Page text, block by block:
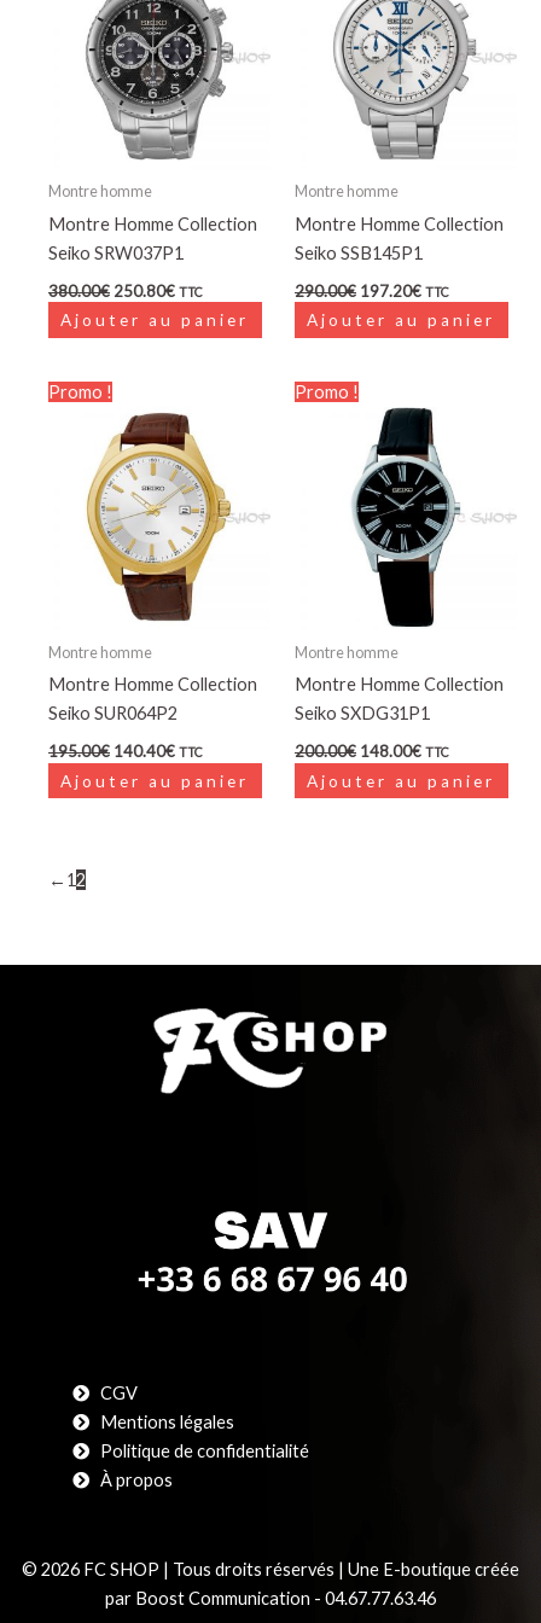
Montre homme
Montre Homme Collection
Seiko SRW037P1
380.00€
380.00€.
250.80€
250.80€.
TTC
Ajouter au panier
Montre homme
Montre Homme Collection
Seiko SSB145P1
290.00€
290.00€.
197.20€
197.20€.
TTC
Ajouter au panier
Promo !
Montre homme
Montre Homme Collection
Seiko SUR064P2
195.00€
initial
était :
195.00€.
140.40€
actuel
est :
140.40€.
TTC
Ajouter au panier
Promo !
Montre homme
Montre Homme Collection
Seiko SXDG31P1
200.00€
prix
initial
était :
200.00€.
148.00€
prix
actuel
est :
148.00€.
TTC
Ajouter au panier
← 12
CGV
Mentions légales
Politique de confidentialité
À propos
© 2026 FC SHOP | Tous droits réservés | Une E-boutique créée
par Boost Communication - 04.67.77.63.46